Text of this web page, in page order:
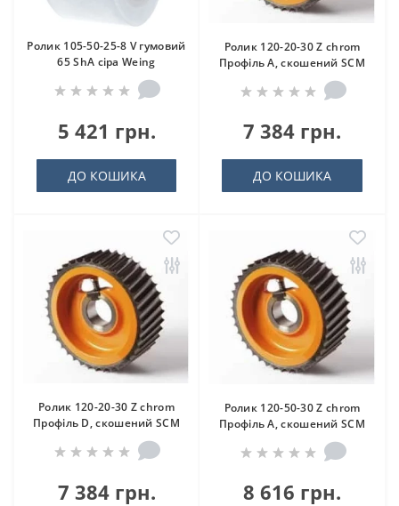
Ролик 105-50-25-8 V гумовий
65 ShA сіра Weing
5 421 грн.
ДО КОШИКА
Ролик 120-20-30 Z chrom
Профіль A, скошений SCM
7 384 грн.
ДО КОШИКА
Ролик 120-20-30 Z chrom
Профіль D, скошений SCM
7 384 грн.
Ролик 120-50-30 Z chrom
Профіль A, скошений SCM
8 616 грн.